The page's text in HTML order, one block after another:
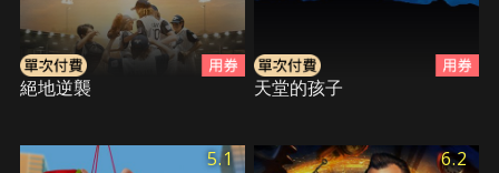
絕地逆襲 天堂的孩子
5.1 6.2